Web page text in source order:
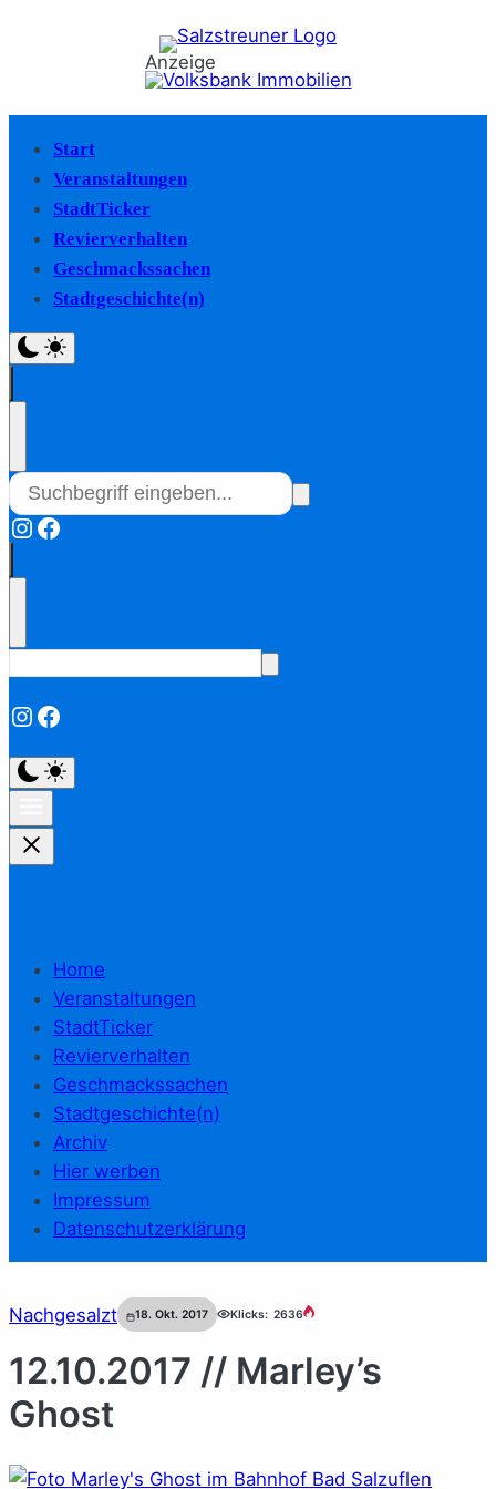
Anzeige
Start
Veranstaltungen
StadtTicker
Revierverhalten
Geschmackssachen
Stadtgeschichte(n)
Instagram
Facebook
Instagram
Facebook
Home
Veranstaltungen
StadtTicker
Revierverhalten
Geschmackssachen
Stadtgeschichte(n)
Archiv
Hier werben
Impressum
Datenschutzerklärung
Nachgesalzt 18. Okt. 2017 Klicks: 2636
12.10.2017 // Marley’s
Ghost